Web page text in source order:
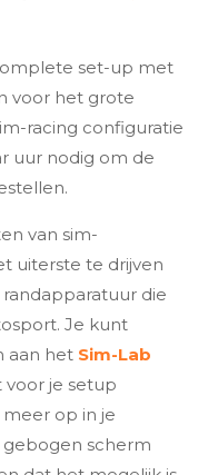
set-up met
voor het grote
racing configuratie
uur nodig om de
van sim-
uiterste te drijven
die
Je kunt
aan het Sim-Lab
je setup
op in je
gebogen scherm